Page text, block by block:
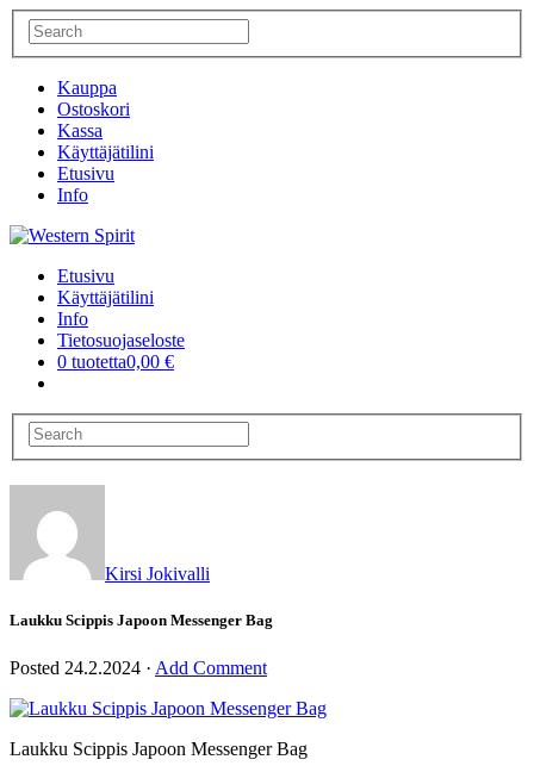
Kauppa
Ostoskori
Kassa
Käyttäjätilini
Etusivu
Info
Etusivu
Käyttäjätilini
Info
Tietosuojaseloste
0 tuotetta0,00 €
Kirsi Jokivalli
Laukku Scippis Japoon Messenger Bag
Posted 24.2.2024 · Add Comment
Laukku Scippis Japoon Messenger Bag